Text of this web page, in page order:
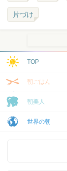
片づけ
TOP
朝ごはん
朝美人
世界の朝